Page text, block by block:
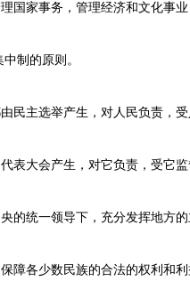
家事务，管理经济和文化事业
制的原则。
主选举产生，对人民负责，受
大会产生，对它负责，受它监
统一领导下，充分发挥地方的
各少数民族的合法的权利和